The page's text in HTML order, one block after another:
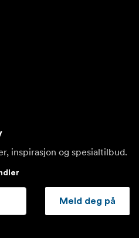
inspirasjon og spesialtilbud.
Meld deg på